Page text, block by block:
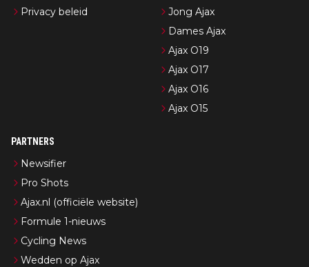
Privacy beleid
Jong Ajax
Dames Ajax
Ajax O19
Ajax O17
Ajax O16
Ajax O15
PARTNERS
Newsifier
Pro Shots
Ajax.nl (officiële website)
Formule 1-nieuws
Cycling News
Wedden op Ajax